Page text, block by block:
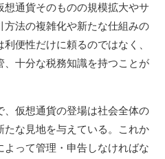
通貨そのものの規模拡大やサ
法の複雑化や新たな仕組みの
便性だけに頼るのではなく、
、十分な税務知識を持つことが
仮想通貨の登場は社会全体の
な見地を与えている。これか
って管理・申告しなければな